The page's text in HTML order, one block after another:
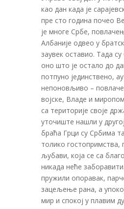
као дан када је
пре сто година почео
је многе Србе,
Албаније одвео у
заувек оставио. Тада
оно што је остало до
потпуно јединствено,
непоновљиво –
војске, Владе и
са територије своје
уточиште нашли у
браћа Грци су Србима
толико
љубави, која се са
никада неће
пружили опоравак,
зацељење рана, а
мир и спокој у плавим